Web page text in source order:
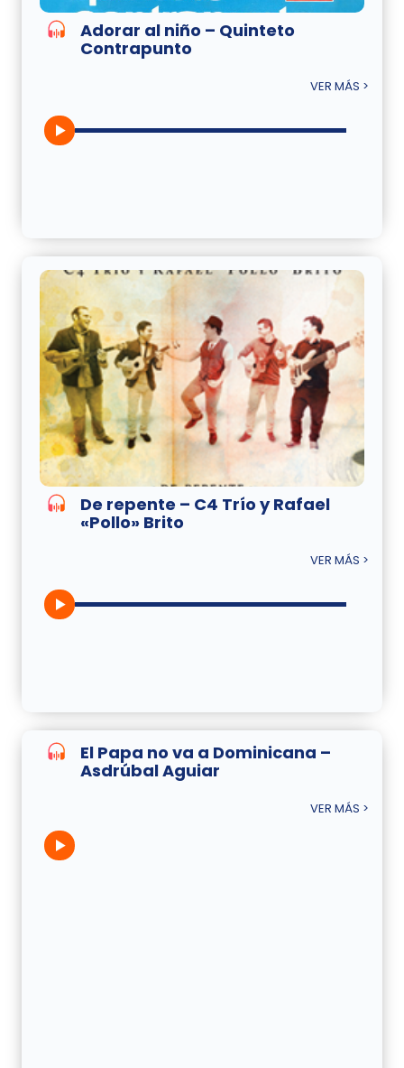
Adorar al niño – Quinteto
Contrapunto
VER MÁS >
De repente – C4 Trío y Rafael
«Pollo» Brito
VER MÁS >
El Papa no va a Dominicana –
Asdrúbal Aguiar
VER MÁS >